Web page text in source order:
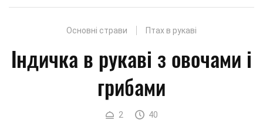
Основні страви Птах в рукаві
Індичка в рукаві з овочами і
грибами
2
40